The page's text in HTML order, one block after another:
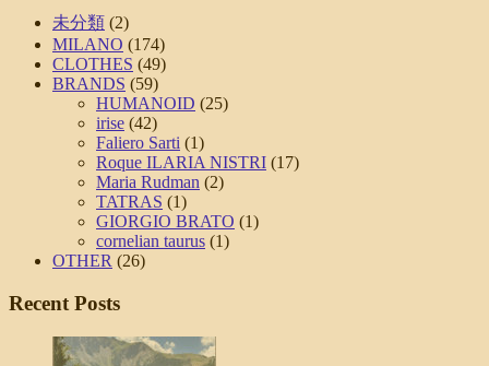
未分類 (2)
MILANO (174)
CLOTHES (49)
BRANDS (59)
HUMANOID (25)
irise (42)
Faliero Sarti (1)
Roque ILARIA NISTRI (17)
Maria Rudman (2)
TATRAS (1)
GIORGIO BRATO (1)
cornelian taurus (1)
OTHER (26)
Recent Posts